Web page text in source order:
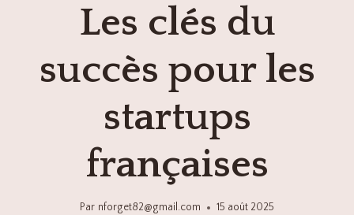
Les clés du
succès pour les
startups
françaises
Par nforget82@gmail.com 15 août 2025